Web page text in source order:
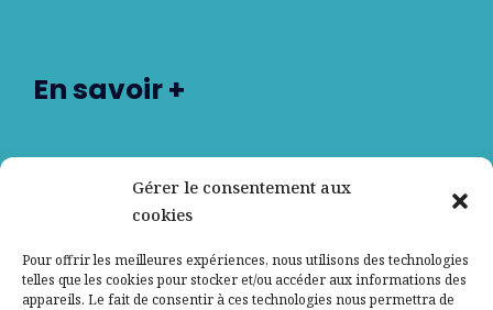
Gérer le consentement aux
cookies
Pour offrir les meilleures expériences, nous utilisons des technologies
telles que les cookies pour stocker et/ou accéder aux informations des
appareils. Le fait de consentir à ces technologies nous permettra de
En savoir +
Nos partenaires
Contactez-nous